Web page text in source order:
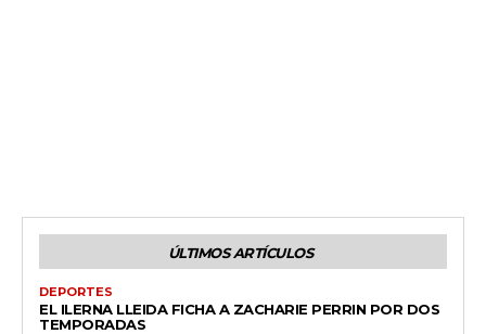
ÚLTIMOS ARTÍCULOS
DEPORTES
EL ILERNA LLEIDA FICHA A ZACHARIE PERRIN POR DOS
TEMPORADAS